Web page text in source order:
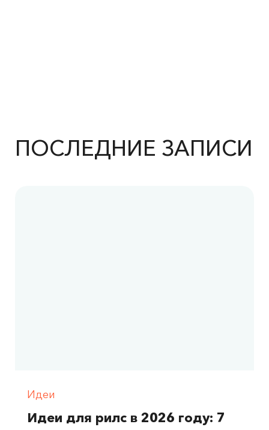
ПОСЛЕДНИЕ ЗАПИСИ
Идеи
Идеи для рилс в 2026 году: 7